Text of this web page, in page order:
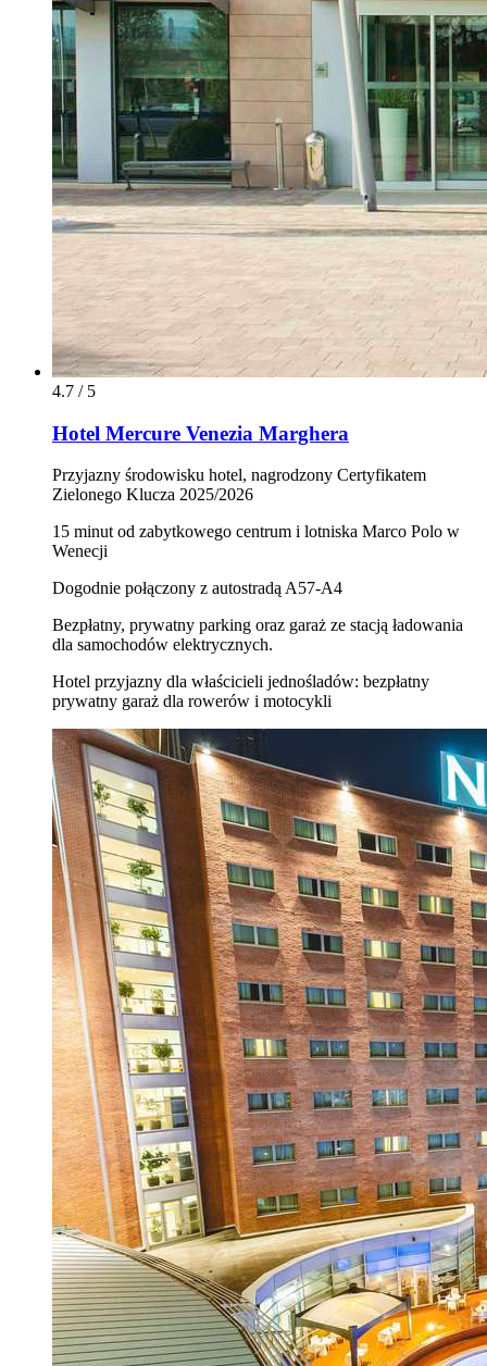
4.7 / 5
Hotel Mercure Venezia Marghera
Przyjazny środowisku hotel, nagrodzony Certyfikatem
Zielonego Klucza 2025/2026
15 minut od zabytkowego centrum i lotniska Marco Polo w
Wenecji
Dogodnie połączony z autostradą A57-A4
Bezpłatny, prywatny parking oraz garaż ze stacją ładowania
dla samochodów elektrycznych.
Hotel przyjazny dla właścicieli jednośladów: bezpłatny
prywatny garaż dla rowerów i motocykli